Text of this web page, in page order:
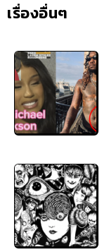
เรื่องอื่นๆ